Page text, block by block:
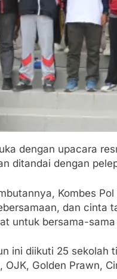
dengan upacara
ditandai dengan
Kombes
dan cinta
untuk bersama-
ini diikuti 25 sekolah
OJK, Golden Prawn,